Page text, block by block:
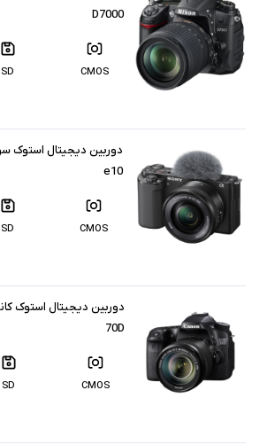
D7000
CMOS
SD
e10
CMOS
SD
70D
CMOS
SD